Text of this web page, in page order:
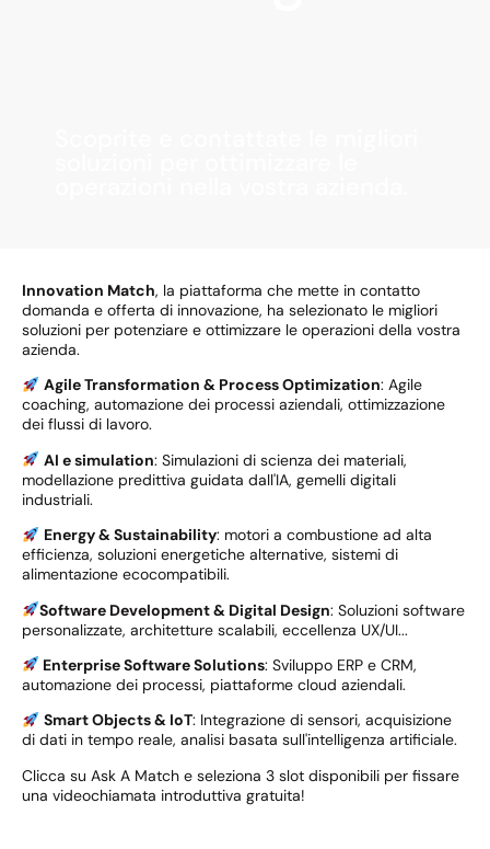
Innovation Match, la piattaforma che mette in contatto
domanda e offerta di innovazione, ha selezionato le migliori
soluzioni per potenziare e ottimizzare le operazioni della vostra
azienda.
Agile Transformation & Process Optimization: Agile
coaching, automazione dei processi aziendali, ottimizzazione
dei flussi di lavoro.
AI e simulation: Simulazioni di scienza dei materiali,
modellazione predittiva guidata dall'IA, gemelli digitali
industriali.
Energy & Sustainability: motori a combustione ad alta
efficienza, soluzioni energetiche alternative, sistemi di
alimentazione ecocompatibili.
Software Development & Digital Design: Soluzioni software
personalizzate, architetture scalabili, eccellenza UX/UI...
Enterprise Software Solutions: Sviluppo ERP e CRM,
automazione dei processi, piattaforme cloud aziendali.
Smart Objects & IoT: Integrazione di sensori, acquisizione
di dati in tempo reale, analisi basata sull'intelligenza artificiale.
Clicca su Ask A Match e seleziona 3 slot disponibili per fissare
una videochiamata introduttiva gratuita!